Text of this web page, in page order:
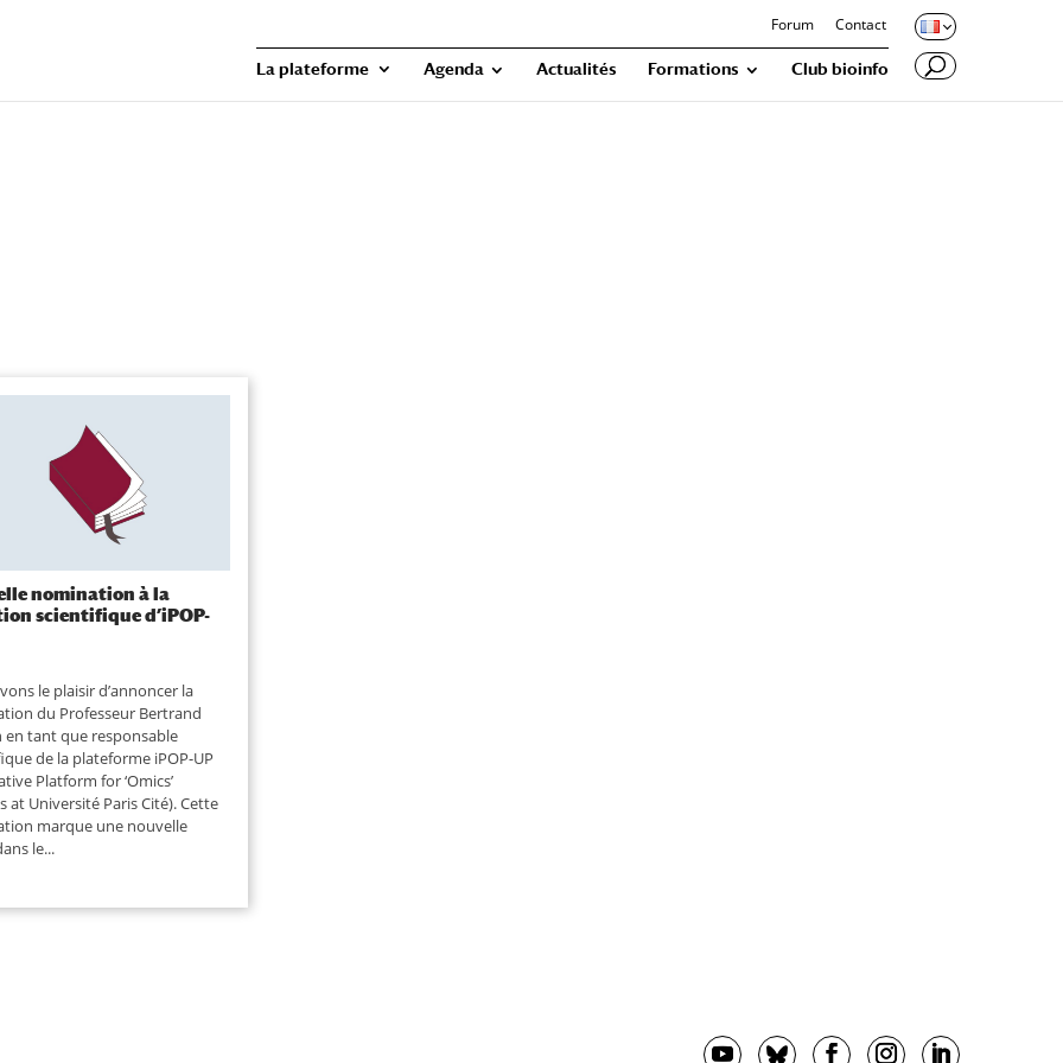
Forum Contact
La plateforme Agenda Actualités Formations Club bioinfo
nomination à la
scientifique d’iPOP-
le plaisir d’annoncer la
du Professeur Bertrand
en tant que responsable
de la plateforme iPOP-UP
Platform for ‘Omics’
at Université Paris Cité). Cette
marque une nouvelle
le...